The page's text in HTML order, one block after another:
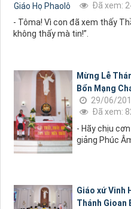
Đã xem:
- Tôma! Vì con đã xem thấy
không thấy mà tin!”.
Mừng Lễ
Bổn Mạng
29/06/
Đã xem:
- Hãy chịu
giảng Phúc
Giáo xứ Vinh
Thánh Gioan